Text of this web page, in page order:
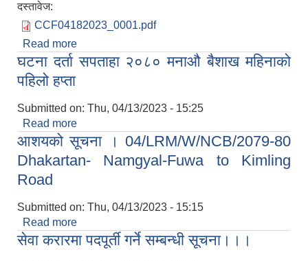
दस्तावेज:
CCF04182023_0001.pdf
Read more
सम्बन्धि सूचना
घटना दर्ता सपताहा २०८० मनाऔ बैशाख महिनाको
पहिलो हप्ता
Submitted on: Thu, 04/13/2023 - 15:25
Read more
पहिलो हप्ता
आशयको सूचना । 04/LRM/W/NCB/2079-80
Dhakartan- Namgyal-Fuwa to Kimling
Road
Submitted on: Thu, 04/13/2023 - 15:15
Read more
Dhakartan- Namgyal-Fuwa to Kimling Road
सेवा करारमा पदपूर्ती गर्ने सम्बन्धी सूचना।।।